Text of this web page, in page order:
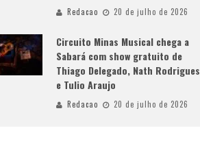
Redacao 20 de julho de 2026
Circuito Minas Musical chega a
Sabará com show gratuito de
Thiago Delegado, Nath Rodrigues
e Tulio Araujo
Redacao 20 de julho de 2026